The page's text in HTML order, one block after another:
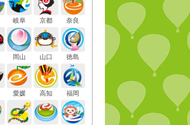
岐阜 京都 奈良
岡山 山口 徳島
愛媛 高知 福岡